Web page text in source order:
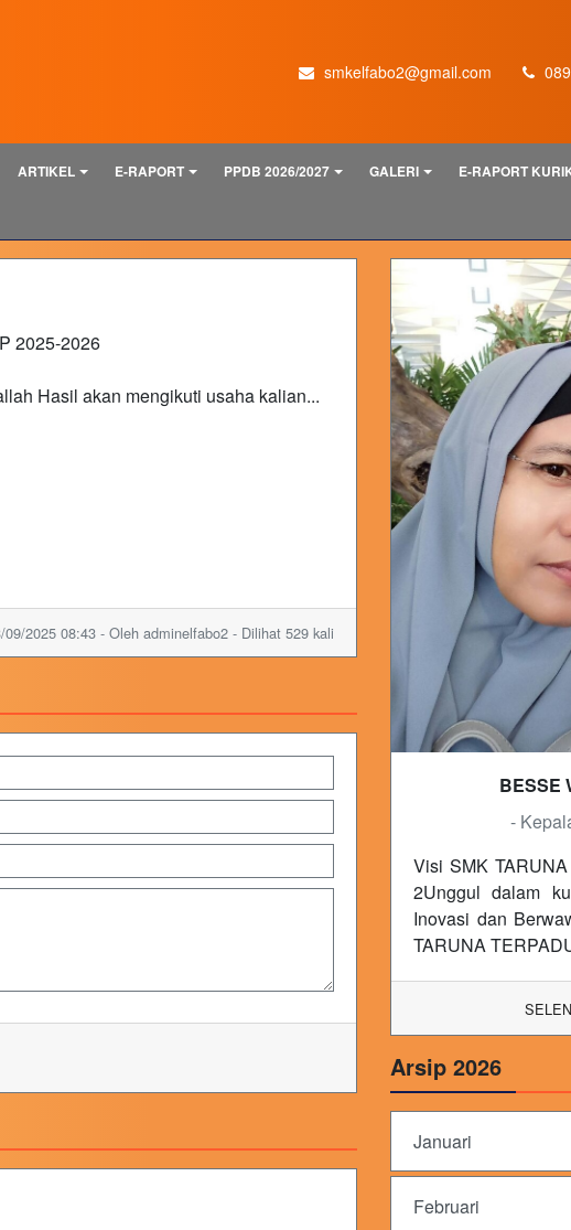
smkelfabo2@gmail.com
ARTIKEL E-RAPORT PPDB 2026/2027 GALERI E-RAPORT
2025-2026
Hasil akan mengikuti usaha kalian...
09/2025 08:43 - Oleh adminelfabo2 - Dilihat 529 kali
BESSE
-
Visi SMK
2Unggul dalam
Inovasi dan
TARUNA
Arsip 2026
Januari
Februari